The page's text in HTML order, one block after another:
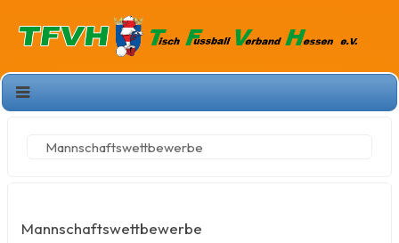
Mannschaftswettbewerbe
Mannschaftswettbewerbe